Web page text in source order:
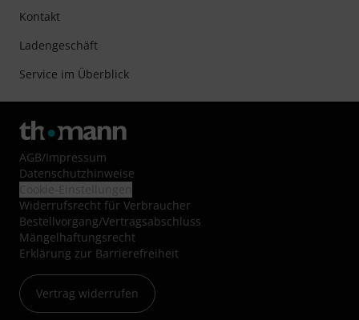
Kontakt
Ladengeschäft
Service im Überblick
AGB/Impressum
Datenschutzhinweise
Widerrufsrecht für Verbraucher
Bestellvorgang/Vertragsabschluss
Mängelhaftungsrecht
Erklärung zur Barrierefreiheit
Vertrag widerrufen